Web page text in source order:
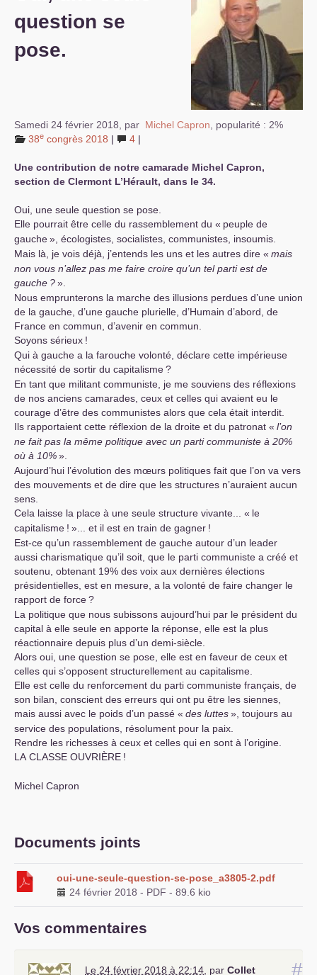
S’organiser
Comprendre...
question se
pose.
Samedi 24 février 2018 par Michel Capron
popularité : 2%
38e congrès 2018 | 4 |
Une contribution de notre camarade Michel Capron,
section de Clermont L’Hérault, dans le 34.
Oui, une seule question se pose.
Elle pourrait être celle du rassemblement du « peuple de
gauche», écologistes, socialistes, communistes, insoumis.
Mais là, je vois déjà, j’entends les uns et les autres dire « mais
non vous n’allez pas me faire croire qu’un tel parti est de
gauche ?».
Nous emprunterons la marche des illusions perdues d’une union
de la gauche, d’une gauche plurielle, d’Humain d’abord, de
France en commun, d’avenir en commun.
Soyons sérieux !
Qui à gauche a la farouche volonté, déclare cette impérieuse
nécessité de sortir du capitalisme?
En tant que militant communiste, je me souviens des réflexions
de nos anciens camarades, ceux et celles qui avaient eu le
courage d’être des communistes alors que cela était interdit.
Ils rapportaient cette réflexion de la droite et du patronat « l’on
ne fait pas la même politique avec un parti communiste à 20%
où à 10%».
Aujourd’hui l’évolution des mœurs politiques fait que l’on va vers
des mouvements et de dire que les structures n’auraient aucun
sens.
Cela laisse la place à une seule structure vivante... « le
capitalisme ! »... et il est en train de gagner !
Est-ce qu’un rassemblement de gauche autour d’un leader
aussi charismatique qu’il soit, que le parti communiste a créé et
soutenu, obtenant 19% des voix aux dernières élections
présidentielles, est en mesure, a la volonté de faire changer le
rapport de force?
La politique que nous subissons aujourd’hui par le président du
capital à elle seule en apporte la réponse, elle est la plus
réactionnaire depuis plus d’un demi-siècle.
Alors oui, une question se pose, elle est en faveur de ceux et
celles qui s’opposent structurellement au capitalisme.
Elle est celle du renforcement du parti communiste français, de
son bilan, conscient des erreurs qui ont pu être les siennes,
mais aussi avec le poids d’un passé « des luttes», toujours au
service des populations, résolument pour la paix.
Rendre les richesses à ceux et celles qui en sont à l’origine.
LA CLASSE OUVRIÈRE !
Michel Capron
Documents joints
oui-une-seule-question-se-pose_a3805-2.pdf
24 février 2018 - PDF - 89.6 kio
Vos commentaires
#
Le 24 février 2018 à 22:14 par Collet